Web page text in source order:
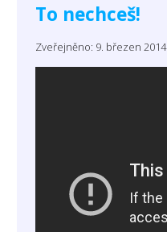
To nechceš!
Zveřejněno: 9. březen 2014